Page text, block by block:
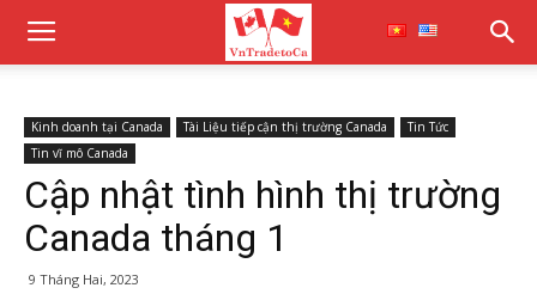
Kinh doanh tại Canada Tài Liệu tiếp cận thị trường Canada
Tin Tức
Tin vĩ mô Canada
Cập nhật tình hình thị trường
Canada tháng 1
9 Tháng Hai, 2023